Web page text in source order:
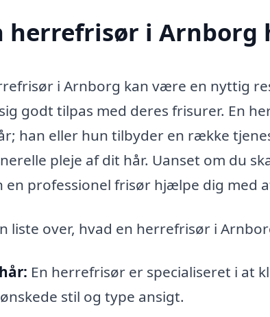
herrefrisør i Arnborg
i Arnborg kan være en nyttig
godt tilpas med deres frisurer. En
han eller hun tilbyder en række
pleje af dit hår. Uanset om du
en professionel frisør hjælpe dig med
liste over, hvad en herrefrisør i
En herrefrisør er specialiseret i at
stil og type ansigt.